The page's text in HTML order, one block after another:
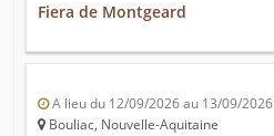
Fiera de Montgeard
A lieu du 12/09/2026 au 13/09/2026
Bouliac, Nouvelle-Aquitaine